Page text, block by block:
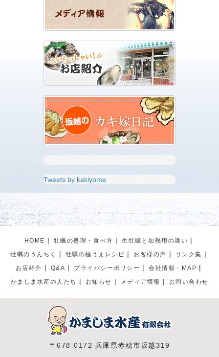
Tweets by kakiyome
HOME 牡蠣の処理・食べ方
生牡蠣と加熱用の違い
牡蠣のうんちく
牡蠣の極うまレシピ お客様の声
リンク集
お店紹介
Q&A プライパシーポリシー
会社情報・MAP
かましま水産の人たち
お知らせ メディア情報 お問い合わせ
〒678-0172 兵庫県赤穂市坂越319